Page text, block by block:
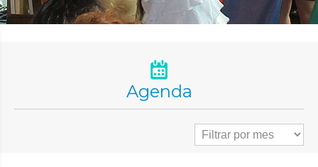
Agenda